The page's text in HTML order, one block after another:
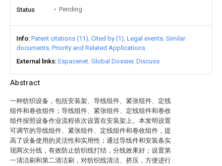
Abstract
一种纺织设备，包括安装架、导线组件、紧张组件、定线
组件和卷收组件；导线组件、紧张组件、定线组件和卷收
组件按照设备作业流程依次设置在安装架上。本发明设置
可调节的导线组件、紧张组件、定线组件和卷收组件，提
高了设备使用的灵活性和实用性；通过导线件和安装条实
现两次分线，有效防止纺织线打结，分线效果好；设置第
一清洁刷和第二清洁刷，对纺织线清洁、挤压，方便进行
Status Pending
Info Patent citations (11) Cited by (1) Legal events Similar
documents Priority and Related Applications
External links Espacenet Global Dossier Discuss